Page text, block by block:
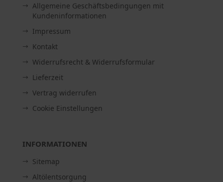
Allgemeine Geschäftsbedingungen mit
Kundeninformationen
Impressum
Kontakt
Widerrufsrecht & Widerrufsformular
Lieferzeit
Vertrag widerrufen
Cookie Einstellungen
INFORMATIONEN
Sitemap
Altölentsorgung